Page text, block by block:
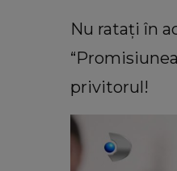
Nu ratați în
privitorul!